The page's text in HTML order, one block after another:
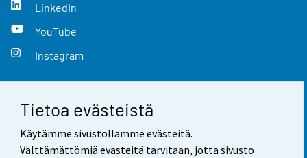
Tietoa evästeistä
Käytämme sivustollamme evästeitä.
Välttämättömiä evästeitä tarvitaan, jotta sivusto
LinkedIn
YouTube
Instagram
Yhteystiedot
Palaute